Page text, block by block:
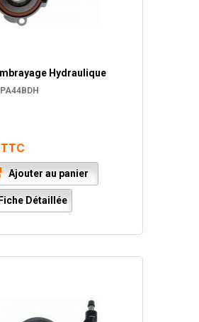
Hydraulique
Ajouter au panier
Détaillée